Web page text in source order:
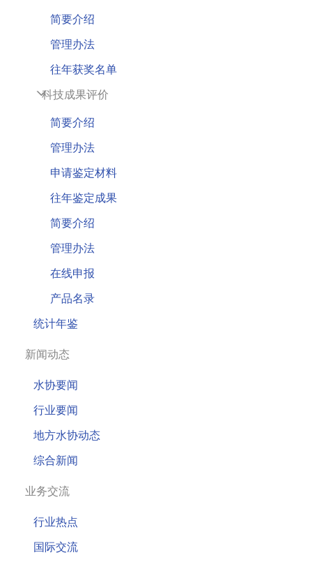
简要介绍
管理办法
往年获奖名单
科技成果评价
简要介绍
管理办法
申请鉴定材料
往年鉴定成果
简要介绍
管理办法
在线申报
产品名录
统计年鉴
新闻动态
水协要闻
行业要闻
地方水协动态
综合新闻
业务交流
行业热点
国际交流